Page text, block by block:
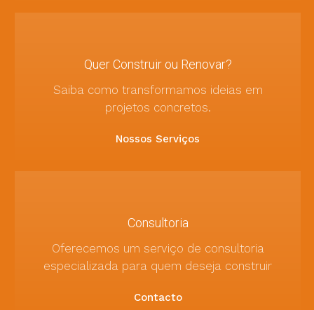
Quer Construir ou Renovar?
Saiba como transformamos ideias em
projetos concretos.
Nossos Serviços
Consultoria
Oferecemos um serviço de consultoria
especializada para quem deseja construir
Contacto